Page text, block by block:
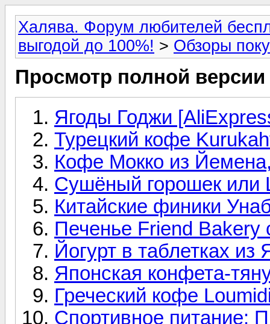
Халява. Форум любителей
выгодой до 100%! > Обзоры
Просмотр полной
Ягоды Годжи
Турецкий кофе
Кофе Мокко из
Сушёный горошек или
Китайские финики
Печенье Friend Bakery
Йогурт в таблетках из
Японская конфета-
Греческий кофе
Спортивное питание: